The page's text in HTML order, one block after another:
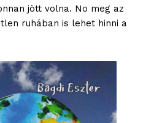
jött volna. No meg az
ruhában is lehet hinni a